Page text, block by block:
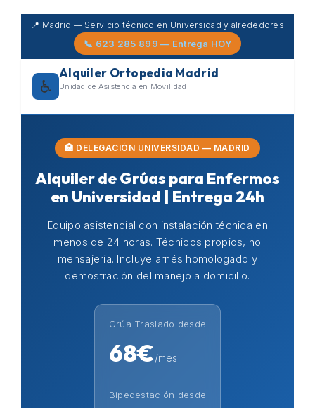
Skip
content
📍 Madrid — Servicio técnico en Universidad y alrededores
📞 623 285 899 — Entrega HOY
♿
Alquiler Ortopedia Madrid
Unidad de Asistencia en Movilidad
🏥 DELEGACIÓN UNIVERSIDAD — MADRID
Alquiler de Grúas para Enfermos
en Universidad | Entrega 24h
Equipo asistencial con instalación técnica en
menos de 24 horas. Técnicos propios, no
mensajería. Incluye arnés homologado y
demostración del manejo a domicilio.
Grúa Traslado desde
68€/mes
Bipedestación desde